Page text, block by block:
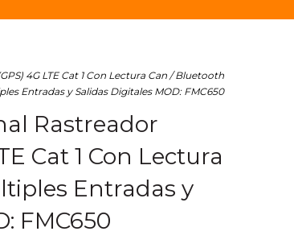
4G LTE Cat 1 Con Lectura Can / Bluetooth
Entradas y Salidas Digitales MOD: FMC650
Rastreador
Cat 1 Con Lectura
Entradas y
FMC650